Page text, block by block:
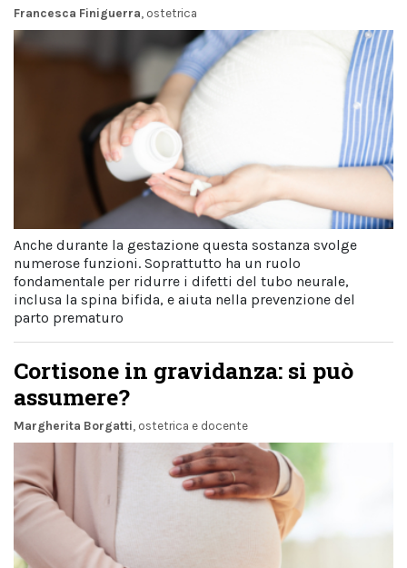
Francesca Finiguerra , ostetrica
Anche durante la gestazione questa sostanza svolge
numerose funzioni. Soprattutto ha un ruolo
fondamentale per ridurre i difetti del tubo neurale,
inclusa la spina bifida, e aiuta nella prevenzione del
parto prematuro
Cortisone in gravidanza: si può
assumere?
Margherita Borgatti, ostetrica e docente